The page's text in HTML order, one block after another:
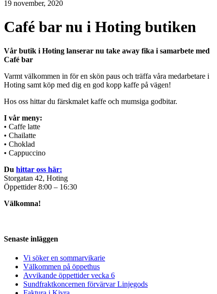
19 november, 2020
Café bar nu i Hoting butiken
Vår butik i Hoting lanserar nu take away fika i samarbete med
Café bar
Varmt välkommen in för en skön paus och träffa våra medarbetare i
Hoting samt köp med dig en god kopp kaffe på vägen!
Hos oss hittar du färskmalet kaffe och mumsiga godbitar.
I vår meny:
• Caffe latte
• Chailatte
• Choklad
• Cappuccino
Du hittar oss här:
Storgatan 42, Hoting
Öppettider 8:00 – 16:30
Välkomna!
Senaste inläggen
Vi söker en sommarvikarie
Välkommen på öppethus
Avvikande öppettider vecka 6
Sundfraktkoncernen förvärvar Linjegods